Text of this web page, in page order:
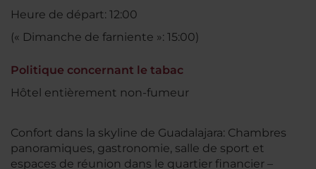
Heure de départ: 12:00
(« Dimanche de farniente »: 15:00)
Politique concernant le tabac
Hôtel entièrement non-fumeur
Confort dans la skyline de Guadalajara: Chambres
panoramiques, gastronomie, salle de sport et
espaces de réunion dans le quartier financier –